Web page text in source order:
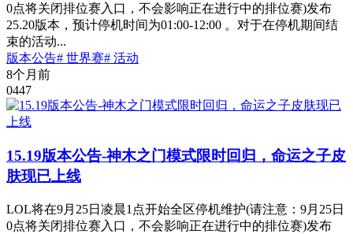
0点将关闭排位赛入口，不会影响正在进行中的排位赛)发布
25.20版本，预计停机时间为01:00-12:00 。对于在停机期间结
束的活动...
版本公告# 世界赛# 活动
8个月前
0447
15.19版本公告-神木之门模式限时回归，命运之子皮
肤现已上线
LOL将在9月25日凌晨1点开始全区停机维护(请注意：9月25日
0点将关闭排位赛入口，不会影响正在进行中的排位赛)发布